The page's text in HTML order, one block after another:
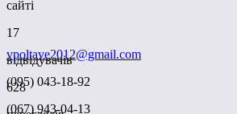
сайті
17
відвідувачів
628
vpoltave2012@gmail.com
(095) 043-18-92
(067) 943-04-13